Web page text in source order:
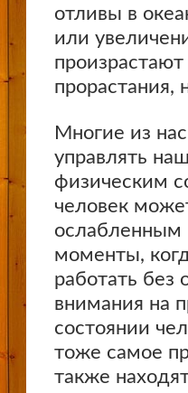
отливы в
или
прорастания,
Многие из
управлять
физическим
человек
ослабленным
моменты,
работать без
внимания на
состоянии
тоже самое
также